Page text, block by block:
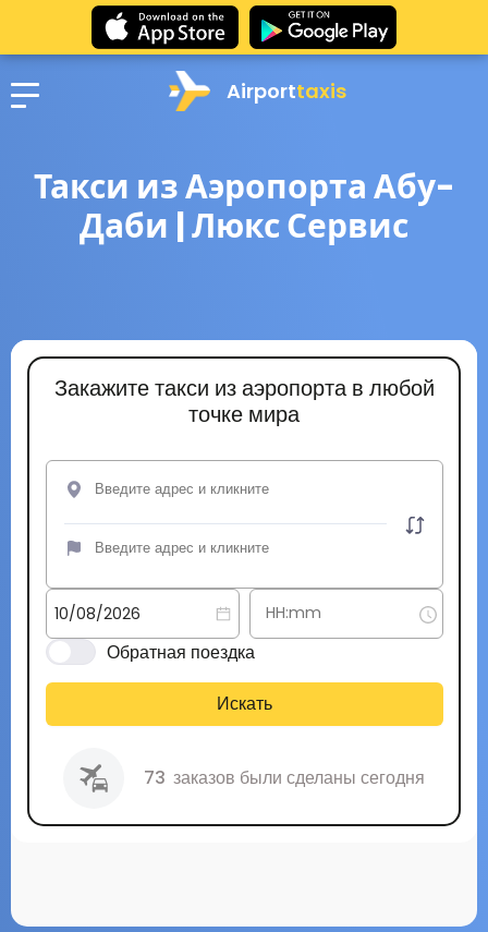
Airporttaxis
Такси из Аэропорта Абу-
Даби | Люкс Сервис
Закажите такси из аэропорта в любой
точке мира
Обратная поездка
Искать
73 заказов были сделаны сегодня